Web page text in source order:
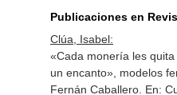
Publicaciones en
Clúa, Isabel:
«Cada monería les
un encanto», modelos
Fernán Caballero. En: